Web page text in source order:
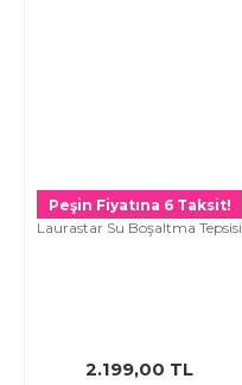
Peşin Fiyatına 6 Taksit!
Laurastar Su Boşaltma Tepsisi
2.199,00 TL